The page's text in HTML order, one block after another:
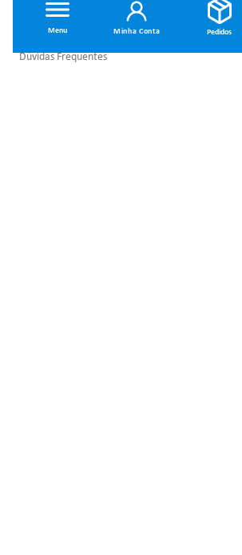
Minha Conta
INSTITUCIONAL
Dúvidas Frequentes